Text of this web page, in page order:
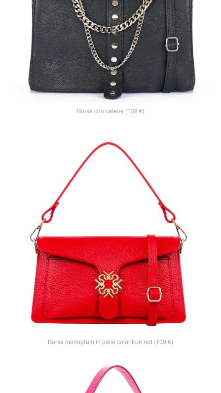
Borsa con catene (139 €)
Borsa monogram in pelle color true red (109 €)